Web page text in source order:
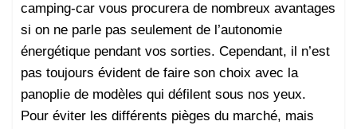
camping-car vous procurera de nombreux avantages
si on ne parle pas seulement de l’autonomie
énergétique pendant vos sorties. Cependant, il n’est
pas toujours évident de faire son choix avec la
panoplie de modèles qui défilent sous nos yeux.
Pour éviter les différents pièges du marché, mais